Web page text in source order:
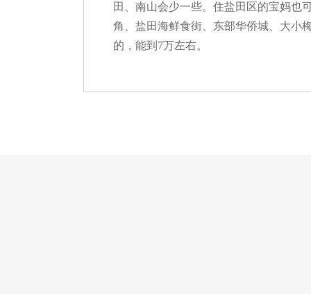
田、南山会少一些。住盐田区的宝妈也
角、盐田海鲜食街、东部华侨城、大小
的，能到7万左右。